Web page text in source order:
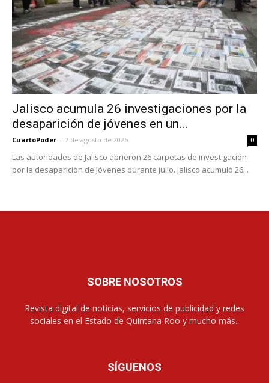
Jalisco acumula 26 investigaciones por la
desaparición de jóvenes en un...
CuartoPoder - 7 de agosto de 2026 0
Las autoridades de Jalisco abrieron 26 carpetas de investigación
por la desaparición de jóvenes durante julio. Jalisco acumuló 26...
SOBRE NOSOTROS
Revista digital de noticias, servicios de publicidad y redes
sociales en el Estado de Quintana Roo y mucho más..
SÍGUENOS